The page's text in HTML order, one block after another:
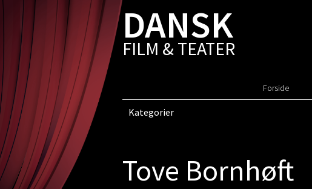
DANSK
FILM & TEATER
Forside
Kategorier
Tove Bornhøft